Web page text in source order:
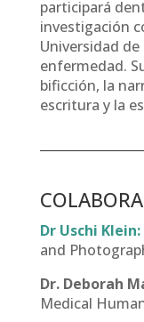
participará
investigación
Universidad
enfermedad.
bificción, la
escritura y la
Dr Uschi Klein:
and
Dr. Deborah
Medical